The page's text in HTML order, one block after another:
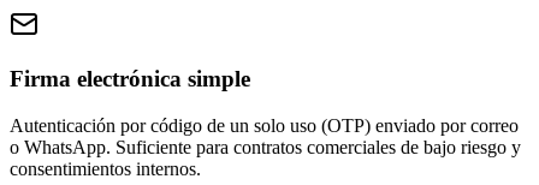
Firma electrónica simple
Autenticación por código de un solo uso (OTP) enviado por correo
o WhatsApp. Suficiente para contratos comerciales de bajo riesgo y
consentimientos internos.